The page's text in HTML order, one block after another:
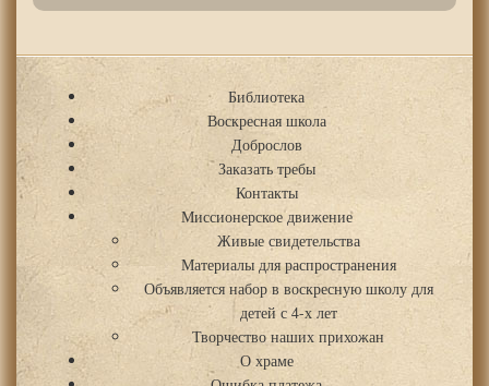
Библиотека
Воскресная школа
Доброслов
Заказать требы
Контакты
Миссионерское движение
Живые свидетельства
Материалы для распространения
Объявляется набор в воскресную школу для
детей с 4-х лет
Творчество наших прихожан
О храме